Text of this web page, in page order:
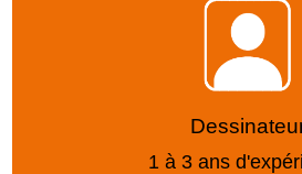
1 à 3 ans